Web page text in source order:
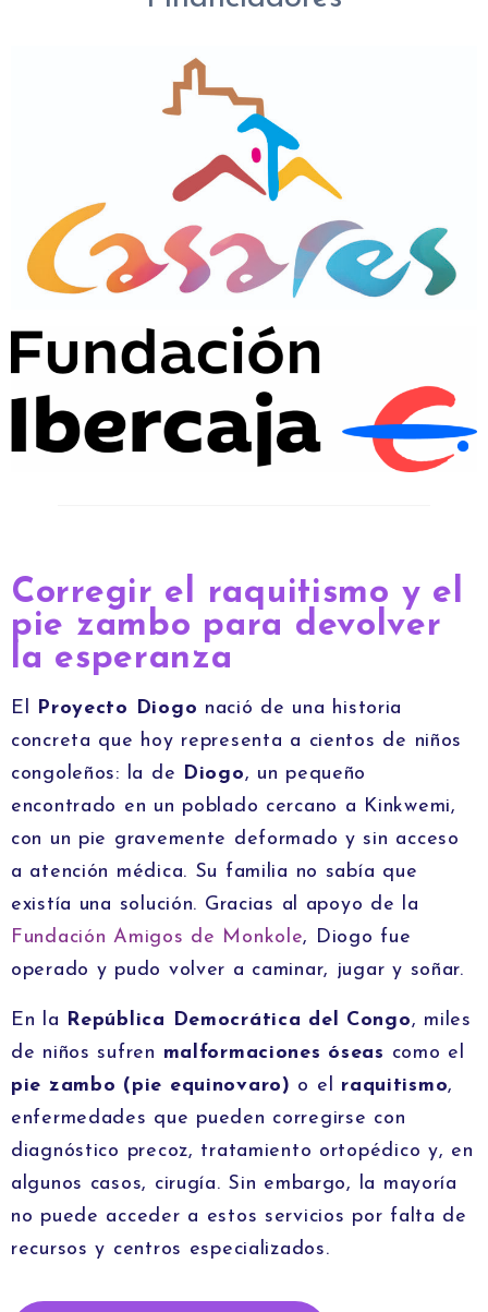
Corregir el raquitismo y el
pie zambo para devolver
la esperanza
El Proyecto Diogo nació de una historia
concreta que hoy representa a cientos de niños
congoleños: la de Diogo, un pequeño
encontrado en un poblado cercano a Kinkwemi,
con un pie gravemente deformado y sin acceso
a atención médica. Su familia no sabía que
existía una solución. Gracias al apoyo de la
Fundación Amigos de Monkole, Diogo fue
operado y pudo volver a caminar, jugar y soñar.
En la República Democrática del Congo, miles
de niños sufren malformaciones óseas como el
pie zambo (pie equinovaro) o el raquitismo,
enfermedades que pueden corregirse con
diagnóstico precoz, tratamiento ortopédico y, en
algunos casos, cirugía. Sin embargo, la mayoría
no puede acceder a estos servicios por falta de
recursos y centros especializados.